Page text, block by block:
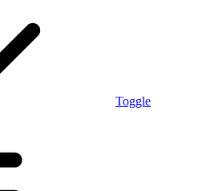
Toggle